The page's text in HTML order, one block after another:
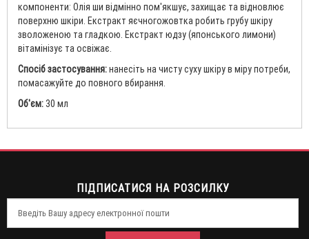
компоненти: Олія ши відмінно пом'якшує, захищає та відновлює
поверхню шкіри. Екстракт яєчногожовтка робить грубу шкіру
зволоженою та гладкою. Екстракт юдзу (японського лимони)
вітамінізує та освіжає.
Спосіб застосування:нанесіть на чисту суху шкіру в міру потреби,
помасажуйте до повного вбирання.
Об'єм: 30 мл
ПІДПИСАТИСЯ НА РОЗСИЛКУ